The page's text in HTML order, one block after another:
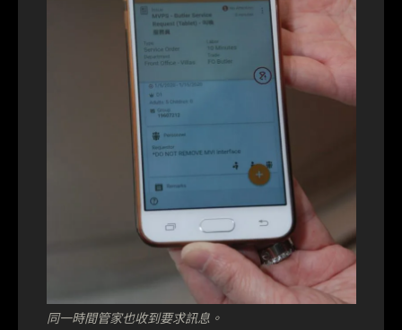
同一時間管家也收到要求訊息。